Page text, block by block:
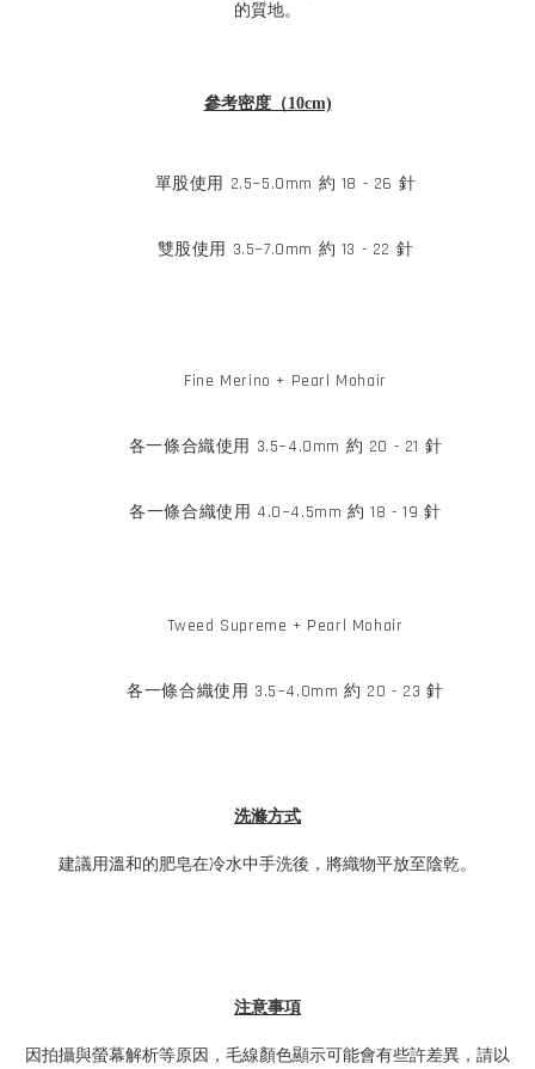
的質地。
參考密度（10cm)
單股使用 2.5~5.0mm 約 18 - 26 針
雙股使用 3.5~7.0mm 約 13 - 22 針
Fine Merino + Pearl Mohair
各一條合織使用 3.5~4.0mm 約 20 - 21 針
各一條合織使用 4.0~4.5mm 約 18 - 19 針
Tweed Supreme + Pearl Mohair
各一條合織使用 3.5~4.0mm 約 20 - 23 針
洗滌方式
建議用溫和的肥皂在冷水中手洗後，將織物平放至陰乾。
注意事項
因拍攝與螢幕解析等原因，毛線顏色顯示可能會有些許差異，請以